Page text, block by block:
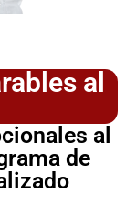
al
al
de